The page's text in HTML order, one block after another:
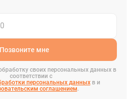
Позвоните мне
своих персональных данных в
соответствии с
персональных данныхв и
соглашением.